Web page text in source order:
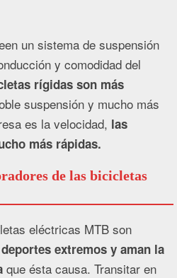
un sistema de suspensión
y comodidad del
rígidas son más
suspensión y mucho más
es la velocidad, las
más rápidas.
de las bicicletas
eléctricas MTB son
extremos y aman la
que ésta causa. Transitar en